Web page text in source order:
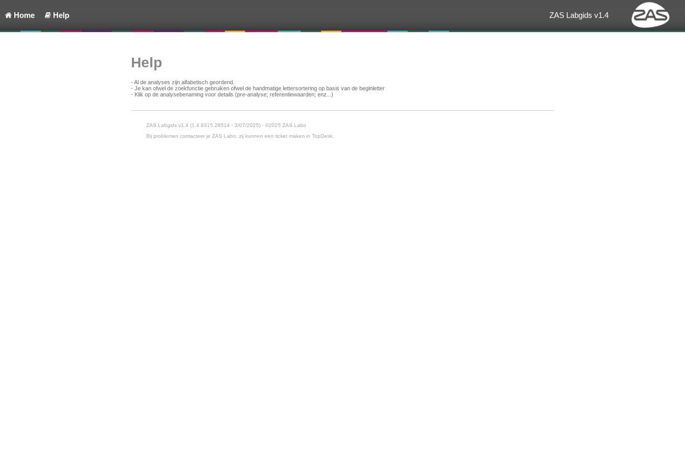
Home Help ZAS Labgids v1.4
Help
- Al de analyses zijn alfabetisch geordend.
- Je kan ofwel de zoekfunctie gebruiken ofwel de handmatige lettersortering op basis van de beginletter
- Klik op de analysebenaming voor details (pre-analyse; referentiewaarden; enz...)
ZAS Labgids v1.4 (1.4.9315.28514 - 3/07/2025) - ©2025 ZAS Labo
Bij problemen contacteer je ZAS Labo, zij kunnen een ticket maken in TopDesk.